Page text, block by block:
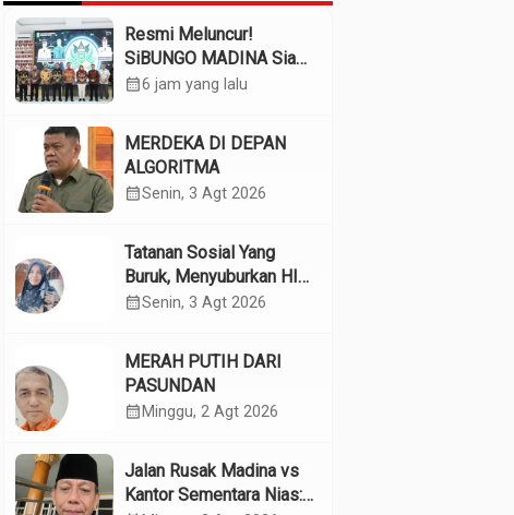
Resmi Meluncur!
SiBUNGO MADINA Siap
Optimalkan Pendapatan
calendar_month6 jam yang lalu
MERDEKA DI DEPAN
ALGORITMA
calendar_monthSenin, 3 Agt 2026
Tatanan Sosial Yang
Buruk, Menyuburkan HIV
Pada Remaja
calendar_monthSenin, 3 Agt 2026
MERAH PUTIH DARI
PASUNDAN
calendar_month Minggu, 2 Agt 2026
Jalan Rusak Madina vs
Kantor Sementara Nias: